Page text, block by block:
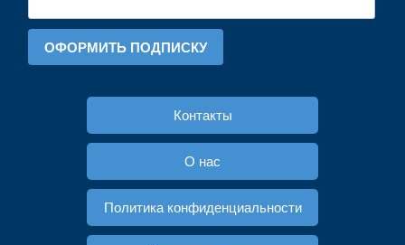
ОФОРМИТЬ ПОДПИСКУ
Контакты
О нас
Политика конфиденциальности